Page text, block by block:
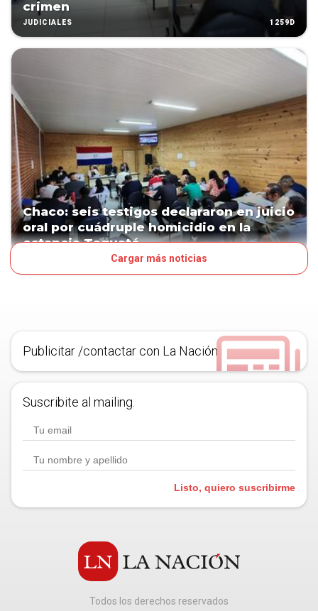
crimen
JUDICIALES 1259D
Chaco: seis testigos declararon en juicio
oral por cuádruple homicidio en la
estancia Taguató
Cargar más noticias
Publicitar /contactar con La Nación
Suscribite al mailing.
Listo, quiero suscribirme
Todos los derechos reservados